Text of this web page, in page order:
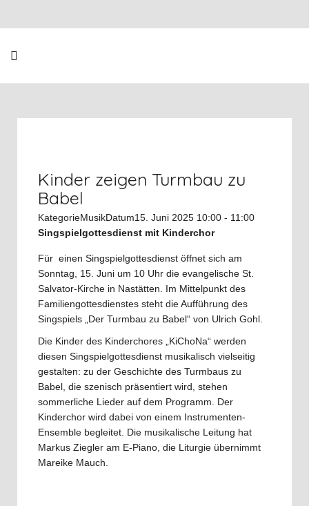
Kinder zeigen Turmbau zu
Babel
KategorieMusikDatum15. Juni 2025 10:00 - 11:00
Singspielgottesdienst mit Kinderchor
Für einen Singspielgottesdienst öffnet sich am
Sonntag, 15. Juni um 10 Uhr die evangelische St.
Salvator-Kirche in Nastätten. Im Mittelpunkt des
Familiengottesdienstes steht die Aufführung des
Singspiels „Der Turmbau zu Babel“ von Ulrich Gohl.
Die Kinder des Kinderchores „KiChoNa“ werden
diesen Singspielgottesdienst musikalisch vielseitig
gestalten: zu der Geschichte des Turmbaus zu
Babel, die szenisch präsentiert wird, stehen
sommerliche Lieder auf dem Programm. Der
Kinderchor wird dabei von einem Instrumenten-
Ensemble begleitet. Die musikalische Leitung hat
Markus Ziegler am E-Piano, die Liturgie übernimmt
Mareike Mauch.